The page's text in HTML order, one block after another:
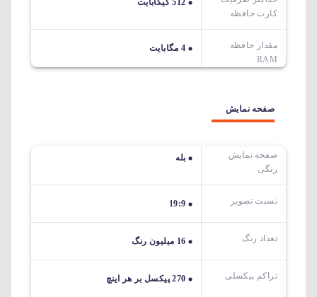
کارت حافظه
مقدار حافظه
RAM
4 مگابایت
صفحه نمایش
صفحه نمایش
رنگی
بله
نسبت تصویر 19:9
تعداد رنگ 16 میلیون رنگ
تراکم پیکسلی 270 پیکسل بر هر اینچ